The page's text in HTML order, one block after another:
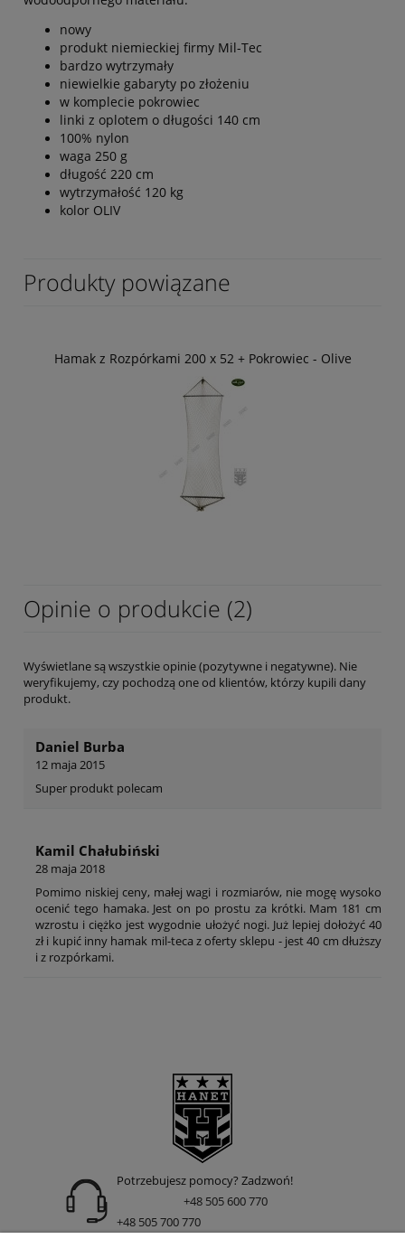
nowy
produkt niemieckiej firmy Mil-Tec
bardzo wytrzymały
niewielkie gabaryty po złożeniu
w komplecie pokrowiec
linki z oplotem o długości 140 cm
100% nylon
waga 250 g
długość 220 cm
wytrzymałość 120 kg
kolor OLIV
Produkty powiązane
Hamak z Rozpórkami 200 x 52 + Pokrowiec - Olive
Opinie o produkcie (2)
Wyświetlane są wszystkie opinie (pozytywne i negatywne). Nie
weryfikujemy, czy pochodzą one od klientów, którzy kupili dany
produkt.
Daniel Burba
12 maja 2015
Super produkt polecam
Kamil Chałubiński
28 maja 2018
Pomimo niskiej ceny, małej wagi i rozmiarów, nie mogę wysoko
ocenić tego hamaka. Jest on po prostu za krótki. Mam 181 cm
wzrostu i ciężko jest wygodnie ułożyć nogi. Już lepiej dołożyć 40
zł i kupić inny hamak mil-teca z oferty sklepu - jest 40 cm dłuższy
i z rozpórkami.
Potrzebujesz pomocy? Zadzwoń!
+48 505 600 770
+48 505 700 770